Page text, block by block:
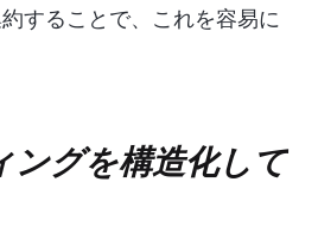
することで、これを容易に
ングを構造化して